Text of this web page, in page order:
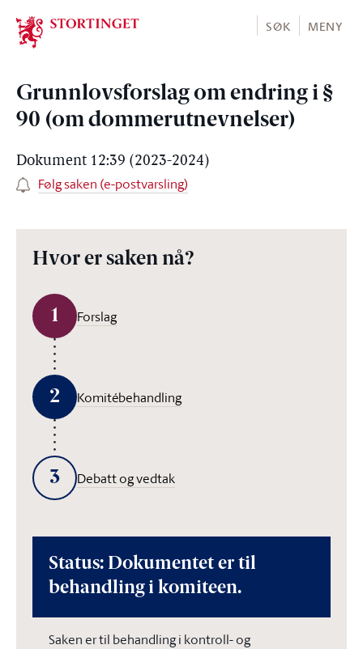
Stortinget.no
SØK MENY
Grunnlovsforslag om endring i §
90 (om dommerutnevnelser)
Dokument 12:39 (2023-2024)
Følg saken (e-postvarsling)
Hvor er saken nå?
1 Forslag
2 Komitébehandling
3 Debatt og vedtak
Status: Dokumentet er til
behandling i komiteen.
Saken er til behandling i kontroll- og